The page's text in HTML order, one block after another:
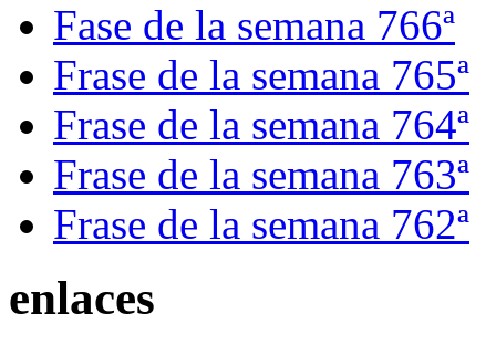
Fase de la semana 766ª
Frase de la semana 765ª
Frase de la semana 764ª
Frase de la semana 763ª
Frase de la semana 762ª
enlaces